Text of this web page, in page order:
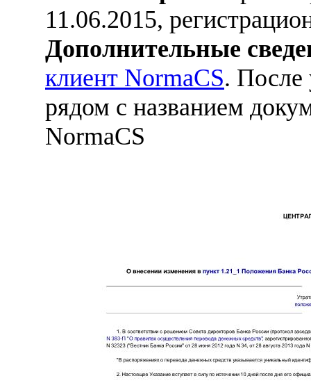
11.06.2015,
Дополнительные
клиент NormaCS. После
рядом с названием
NormaCS